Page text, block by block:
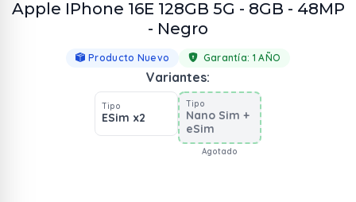
Apple IPhone 16E 128GB 5G - 8GB - 48MP
- Negro
Producto Nuevo Garantía: 1 AÑO
Variantes:
Tipo
ESim x2
Tipo
Nano Sim +
eSim
Agotado